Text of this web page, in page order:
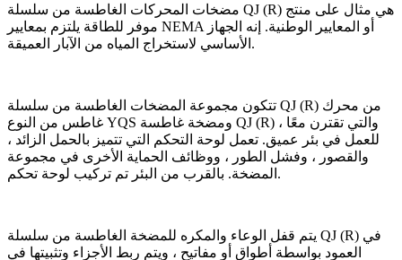
مضخات المحركات الغاطسة من سلسلة QJ (R) هي مثال على منتج
موفر للطاقة يلتزم بمعايير NEMA أو المعايير الوطنية. إنه الجهاز
الأساسي لاستخراج المياه من الآبار العميقة.
تتكون مجموعة المضخات الغاطسة من سلسلة QJ (R) من محرك
غاطس من النوع YQS ومضخة غاطسة QJ (R) ، والتي تقترن معًا
للعمل في بئر عميق. تعمل لوحة التحكم التي تتميز بالحمل الزائد ،
والقصور ، وفشل الطور ، ووظائف الحماية الأخرى في مجموعة
المضخة. بالقرب من البئر تم تركيب لوحة تحكم.
يتم قفل الوعاء والمكره للمضخة الغاطسة من سلسلة QJ (R) في
العمود بواسطة أطواق أو مفاتيح ، ويتم ربط الأجزاء وتثبيتها في